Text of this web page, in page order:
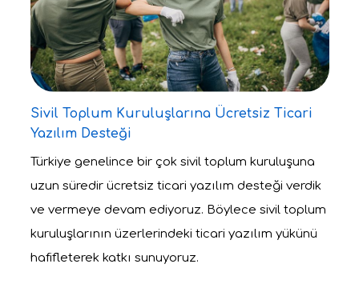
Sivil Toplum Kuruluşlarına Ücretsiz Ticari
Yazılım Desteği
Türkiye genelince bir çok sivil toplum kuruluşuna
uzun süredir ücretsiz ticari yazılım desteği verdik
ve vermeye devam ediyoruz. Böylece sivil toplum
kuruluşlarının üzerlerindeki ticari yazılım yükünü
hafifleterek katkı sunuyoruz.